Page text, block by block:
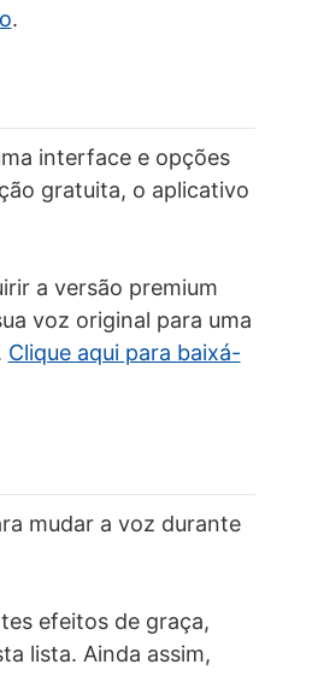
.
interface e opções
gratuita, o aplicativo
a versão premium
voz original para uma
Clique aqui para baixá-
mudar a voz durante
efeitos de graça,
lista. Ainda assim,